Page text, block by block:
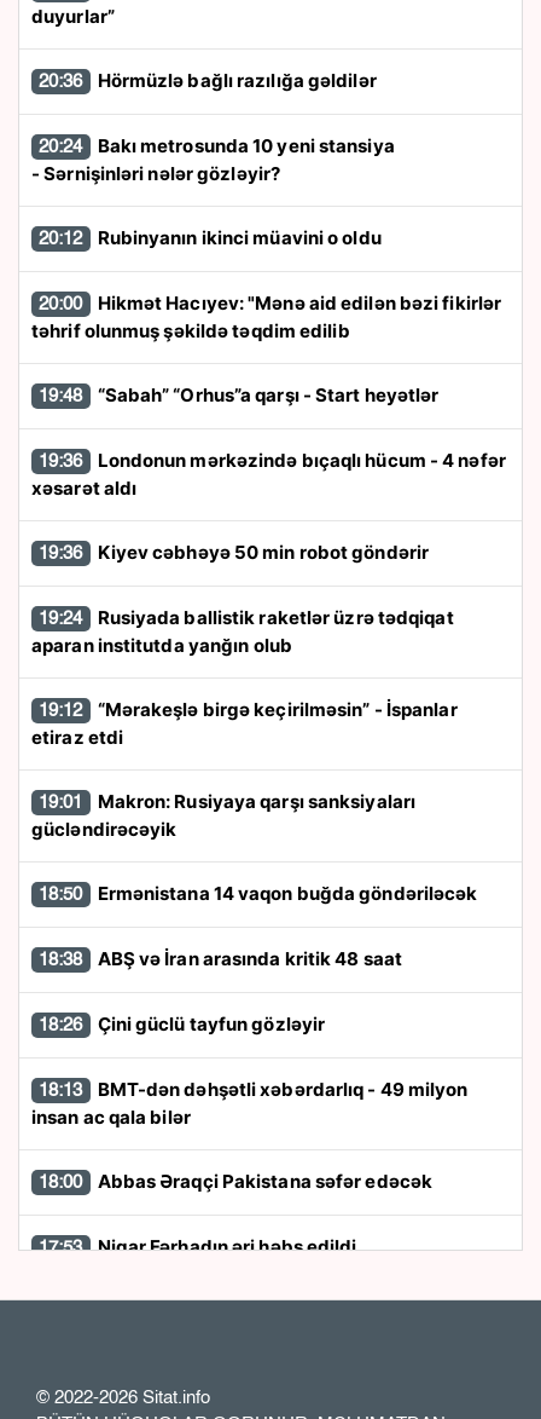
duyurlar”
20:36 Hörmüzlə bağlı razılığa gəldilər
20:24
- Sərnişinləri nələr gözləyir?
20:12 Rubinyanın ikinci müavini o oldu
20:00
təhrif olunmuş şəkildə təqdim edilib
19:48 “Sabah” “Orhus”a qarşı - Start heyətlər
19:36
xəsarət aldı
19:36 Kiyev cəbhəyə 50 min robot göndərir
19:24
aparan institutda yanğın olub
19:12
etiraz etdi
19:01
gücləndirəcəyik
18:50 Ermənistana 14 vaqon buğda göndəriləcək
18:38 ABŞ və İran arasında kritik 48 saat
18:26 Çini güclü tayfun gözləyir
18:13
insan ac qala bilər
18:00 Abbas Əraqçi Pakistana səfər edəcək
17:53 Nigar Fərhadın əri həbs edildi
17:36 “Patriot” raketləri ilə bağlı rədd cavabı aldı
© 2022-2026 Sitat.info